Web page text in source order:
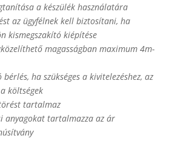
a készülék használatára
az ügyfélnek kell biztosítani, ha
kismegszakító kiépítése
magasságban maximum 4m-
bérlés, ha szükséges a kivitelezéshez, az
költségek
tartalmaz
anyagokat tartalmazza az ár